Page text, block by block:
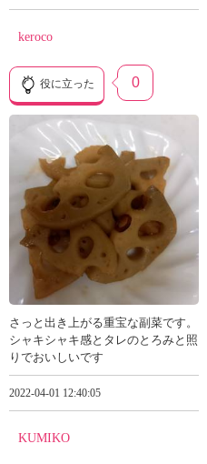
keroco
役に立った 0
さっと出き上がる重宝な副菜です。
シャキシャキ感とタレのとろみと照
りでおいしいです
2022-04-01 12:40:05
KUMIKO